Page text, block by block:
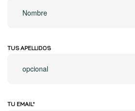
TUS APELLIDOS
TU EMAIL*